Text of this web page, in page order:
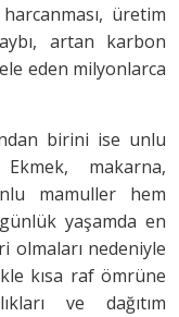
üretim
artan karbon
eden milyonlarca
birini ise unlu
makarna,
mamuller hem
yaşamda en
olmaları nedeniyle
kısa raf ömrüne
ve dağıtım